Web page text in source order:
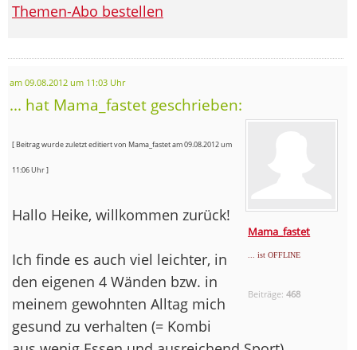
Themen-Abo bestellen
am 09.08.2012 um 11:03 Uhr
... hat Mama_fastet geschrieben:
Mama_fastet
... ist OFFLINE
Beiträge:468
[ Beitrag wurde zuletzt editiert von Mama_fastet am 09.08.2012 um
11:06 Uhr ]
Hallo Heike, willkommen zurück!
Ich finde es auch viel leichter, in
den eigenen 4 Wänden bzw. in
meinem gewohnten Alltag mich
gesund zu verhalten (= Kombi